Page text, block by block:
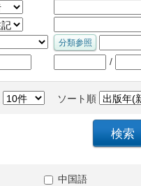
/
ソート順
中国語